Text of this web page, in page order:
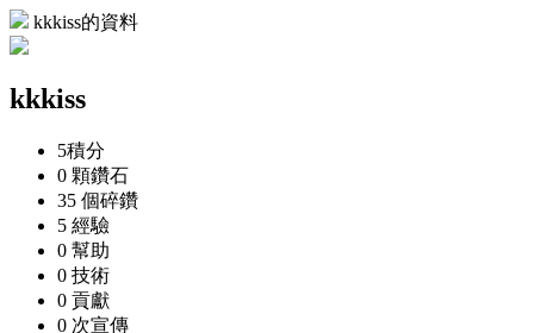
kkkiss的資料
kkkiss
5積分
0 顆鑽石
35 個碎鑽
5 經驗
0 幫助
0 技術
0 貢獻
0 次宣傳